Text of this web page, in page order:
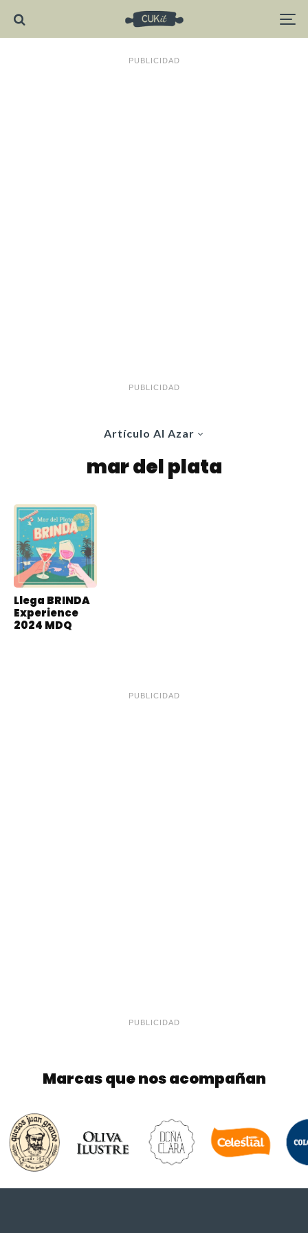
PUBLICIDAD
PUBLICIDAD
Artículo Al Azar
mar del plata
Llega BRINDA
Experience
2024 MDQ
PUBLICIDAD
PUBLICIDAD
Marcas que nos acompañan